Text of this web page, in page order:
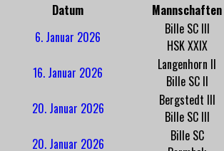
Datum Mannschaften
6. Januar 2026
Bille SC III
HSK XXIX
16. Januar 2026
Langenhorn II
Bille SC II
20. Januar 2026
Bergstedt III
Bille SC III
20. Januar 2026
Bille SC